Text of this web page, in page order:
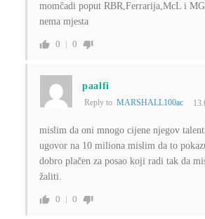
momčadi poput RBR,Ferrarija,McL i
nema mjesta
0 0
paalfi
Reply to MARSHALL100ac
mislim da oni mnogo cijene njegov
ugovor na 10 miliona mislim da to
dobro plačen za posao koji radi tak da
žaliti.
0 0